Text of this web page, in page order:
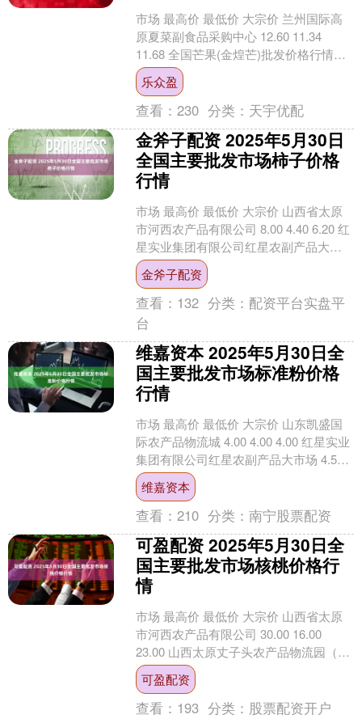
市场 最高价 最低价 大宗价 兰州国际高
原夏菜副食品采购中心 12.60 11.34
11.68 全国芒果(金煌芒)批发价格行情走
势分析乐众盈 从今日全国芒果(....
乐众盈
查看：230 分类： 天宇优配
金斧子配资 2025年5月30日
全国主要批发市场柿子价格
行情
市场 最高价 最低价 大宗价 山西省太原
市河西农产品有限公司 8.00 4.40 6.20 红
星实业集团有限公司红星农副产品大市
场 8.36 8.04 8.20....
金斧子配资
查看： 132 分类： 配资平台实盘平
台
维嘉资本 2025年5月30日全
国主要批发市场标准粉价格
行情
市场 最高价 最低价 大宗价 山东凯盛国
际农产品物流城 4.00 4.00 4.00 红星实业
集团有限公司红星农副产品大市场 4.50
3.60 4.05 新疆....
维嘉资本
查看：210 分类：南宁股票配资
可盈配资 2025年5月30日全
国主要批发市场核桃价格行
情
市场 最高价 最低价 大宗价 山西省太原
市河西农产品有限公司 30.00 16.00
23.00 山西太原丈子头农产品物流园（原
城东利民） 22.00 16.0....
可盈配资
查看： 193 分类： 股票配资开户